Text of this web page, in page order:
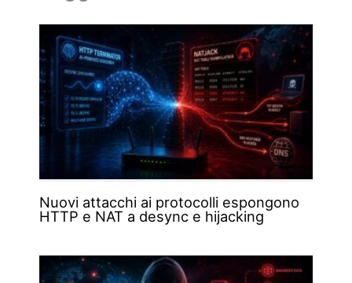
Nuovi attacchi ai protocolli espongono
HTTP e NAT a desync e hijacking